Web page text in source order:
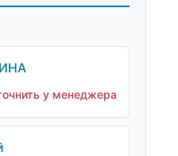
у менеджера